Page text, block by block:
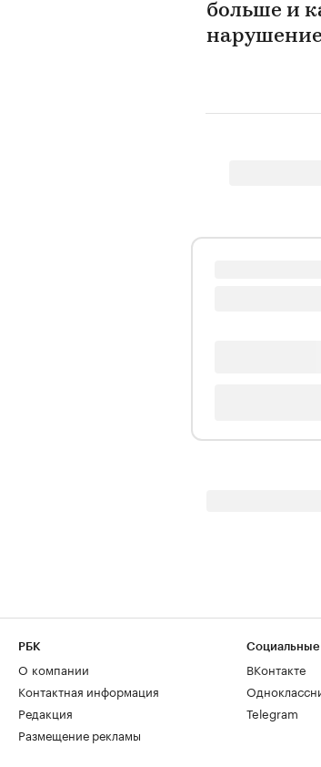
больше и
РБК
О компании
Контактная информация
Редакция
Размещение рекламы
Социальные
ВКонтакте
Telegram